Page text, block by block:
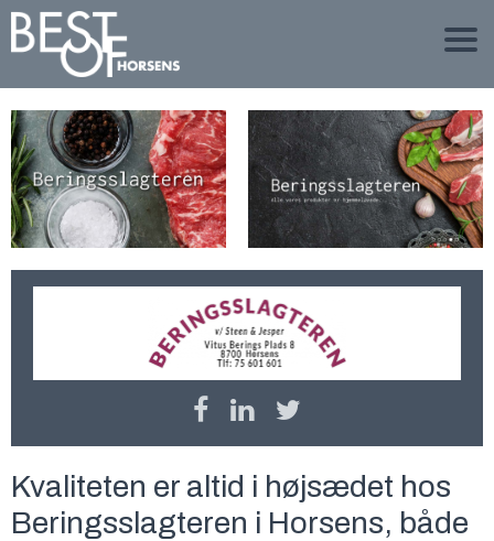
Kvaliteten er altid i højsædet hos
Beringsslagteren i Horsens, både